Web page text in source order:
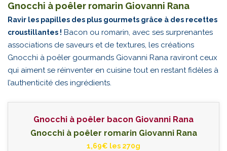
Gnocchi à poêler romarin Giovanni Rana
Ravir les papilles des plus gourmets grâce à des recettes
croustillantes ! Bacon ou romarin, avec ses surprenantes
associations de saveurs et de textures, les créations
Gnocchi à poêler gourmands Giovanni Rana raviront ceux
qui aiment se réinventer en cuisine tout en restant fidèles à
l’authenticité des ingrédients.
Gnocchi à poêler bacon Giovanni Rana
Gnocchi à poêler romarin Giovanni Rana
1,69€ les 270g